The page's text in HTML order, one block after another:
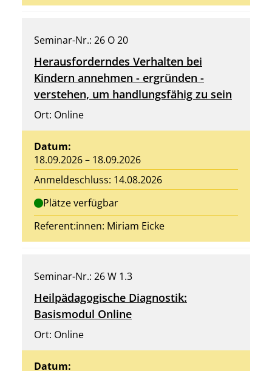
Seminar-Nr.: 26 O 20
Herausforderndes Verhalten bei
Kindern annehmen - ergründen -
verstehen, um handlungsfähig zu sein
Ort: Online
Datum:
18.09.2026 – 18.09.2026
Anmeldeschluss: 14.08.2026
Plätze verfügbar
Referent:innen: Miriam Eicke
Seminar-Nr.: 26 W 1.3
Heilpädagogische Diagnostik:
Basismodul Online
Ort: Online
Datum: